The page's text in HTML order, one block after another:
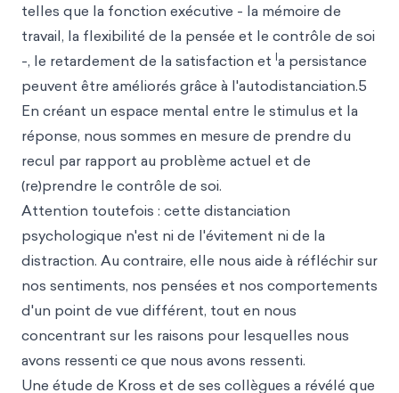
telles que la fonction exécutive - la mémoire de
travail, la flexibilité de la pensée et le contrôle de soi
-, le retardement de la satisfaction et la persistance
peuvent être améliorés grâce à l'autodistanciation.5
En créant un espace mental entre le stimulus et la
réponse, nous sommes en mesure de prendre du
recul par rapport au problème actuel et de
(re)prendre le contrôle de soi.
Attention toutefois : cette distanciation
psychologique n'est ni de l'évitement ni de la
distraction. Au contraire, elle nous aide à réfléchir sur
nos sentiments, nos pensées et nos comportements
d'un point de vue différent, tout en nous
concentrant sur les raisons pour lesquelles nous
avons ressenti ce que nous avons ressenti.
Une étude de Kross et de ses collègues a révélé que